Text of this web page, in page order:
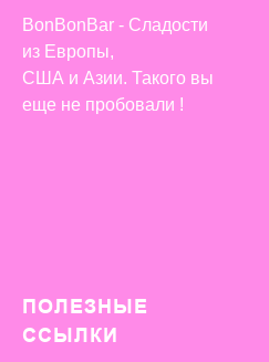
BonBonBar - Сладости
из Европы,
США и Азии. Такого вы
еще не пробовали !
ПОЛЕЗНЫЕ
ССЫЛКИ